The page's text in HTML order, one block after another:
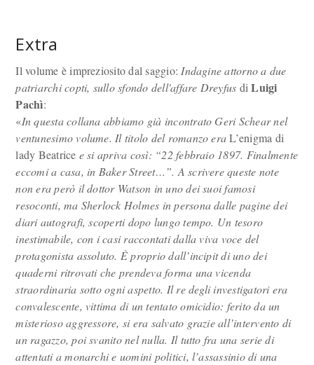
Extra
Il volume è impreziosito dal saggio: Indagine attorno a due
patriarchi copti, sullo sfondo dell'affare Dreyfus diLuigi
Pachì:
«In questa collana abbiamo già incontrato Geri Schear nel
ventunesimo volume. Il titolo del romanzo eraL’enigma di
lady Beatrice e si apriva così: “22 febbraio 1897. Finalmente
eccomi a casa, in Baker Street…”. A scrivere queste note
non era però il dottor Watson in uno dei suoi famosi
resoconti, ma Sherlock Holmes in persona dalle pagine dei
diari autografi, scoperti dopo lungo tempo. Un tesoro
inestimabile, con i casi raccontati dalla viva voce del
protagonista assoluto. È proprio dall’incipit di uno dei
quaderni ritrovati che prendeva forma una vicenda
straordinaria sotto ogni aspetto. Il re degli investigatori era
convalescente, vittima di un tentato omicidio: ferito da un
misterioso aggressore, si era salvato grazie all’intervento di
un ragazzo, poi svanito nel nulla. Il tutto fra una serie di
attentati a monarchi e uomini politici, l’assassinio di una